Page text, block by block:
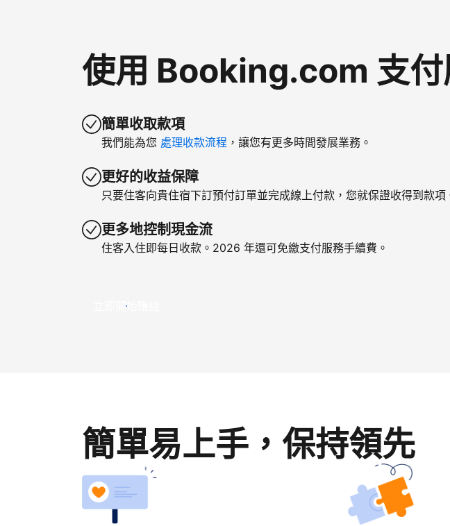
使用 Booking.com 支
簡單收取款項
我們能為您 處理收款流程 ，讓您有更多時間發展業務。
更好的收益保障
只要住客向貴住宿下訂預付訂單並完成線上付款，您就保證收得到款項
更多地控制現金流
住客入住即每日收款。2026 年還可免繳支付服務手續費。
立即開始賺錢
簡單易上手，保持領先